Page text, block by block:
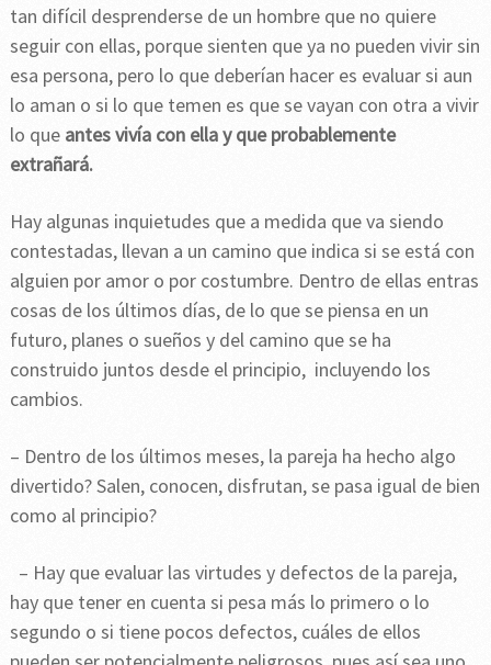
tan difícil desprenderse de un hombre que no quiere
seguir con ellas, porque sienten que ya no pueden vivir sin
esa persona, pero lo que deberían hacer es evaluar si aun
lo aman o si lo que temen es que se vayan con otra a vivir
lo que antes vivía con ella y que probablemente
extrañará.
Hay algunas inquietudes que a medida que va siendo
contestadas, llevan a un camino que indica si se está con
alguien por amor o por costumbre. Dentro de ellas entras
cosas de los últimos días, de lo que se piensa en un
futuro, planes o sueños y del camino que se ha
construido juntos desde el principio, incluyendo los
cambios.
– Dentro de los últimos meses, la pareja ha hecho algo
divertido? Salen, conocen, disfrutan, se pasa igual de bien
como al principio?
– Hay que evaluar las virtudes y defectos de la pareja,
hay que tener en cuenta si pesa más lo primero o lo
segundo o si tiene pocos defectos, cuáles de ellos